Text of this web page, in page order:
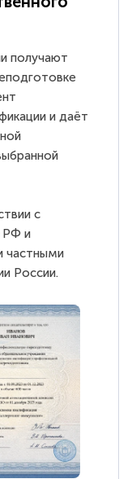
получают
и даёт
с
РФ и
частными
России.